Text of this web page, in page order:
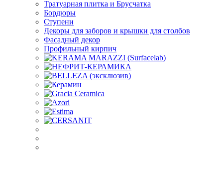
Тратуарная плитка и Брусчатка
Бордюры
Ступени
Декоры для заборов и крышки для столбов
Фасадный декор
Профильный кирпич